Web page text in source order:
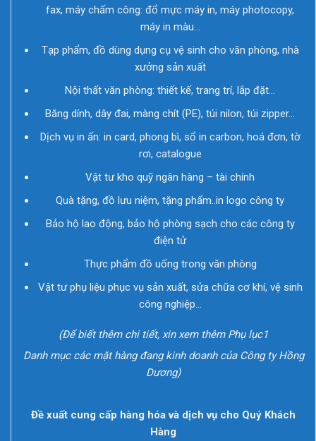
fax, máy chấm công: đổ mực máy in, máy photocopy,
máy in màu…
Tạp phẩm, đồ dùng dụng cụ vệ sinh cho văn phòng, nhà
xưởng sản xuất
Nội thất văn phòng: thiết kế, trang trí, lắp đặt…
Băng dính, dây đai, màng chít (PE), túi nilon, túi zipper…
Dịch vụ in ấn: in card, phong bì, sổ in carbon, hoá đơn, tờ
rơi, catalogue
Vật tư kho quỹ ngân hàng – tài chính
Quà tặng, đồ lưu niệm, tặng phẩm..in logo công ty
Bảo hộ lao động, bảo hộ phòng sạch cho các công ty
điện tử
Thực phẩm đồ uống trong văn phòng
Vật tư phụ liệu phục vụ sản xuất, sửa chữa cơ khí, vệ sinh
công nghiệp…
(Để biết thêm chi tiết, xin xem thêm Phụ lục1
Danh mục các mặt hàng đang kinh doanh của Công ty Hồng
Dương)
Đề xuất cung cấp hàng hóa và dịch vụ cho Quý Khách
Hàng